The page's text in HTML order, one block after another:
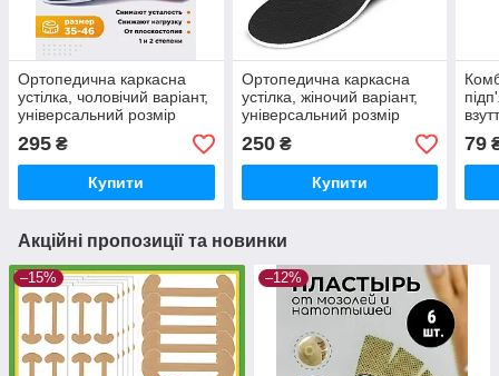
Ортопедична каркасна
устілка, чоловічий варіант,
універсальний розмір
295 ₴
Купити
Ортопедична каркасна
устілка, жіночий варіант,
універсальний розмір
250₴
Купити
шт.
79
Акційні пропозиції та новинки
–15% –12%